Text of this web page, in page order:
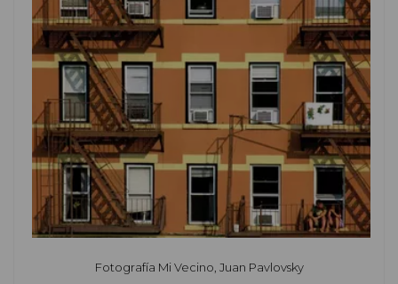
Fotografía Mi Vecino, Juan Pavlovsky